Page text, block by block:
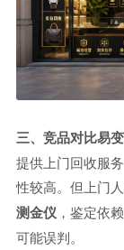
三、竞品对比易
提供上门回收服
性较高。但上门
测金仪 ，鉴定依
可能误判。